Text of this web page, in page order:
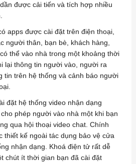
được cải tiến và tích hợp nhiều
apps được cài đặt trên điện thoại,
người thân, bạn bè, khách hàng,
thể vào nhà trong một khoảng thời
lại thông tin người vào, người ra
tin trên hệ thống và cảnh báo người
đặt hệ thống video nhận dạng
phép người vào nhà một khi bạn
qua hội thoại video chat. Chính
thiết kế ngoài tác dụng bảo vệ cửa
nhận dạng. Khoá điện tử rất dễ
chút ít thời gian bạn đã cài đặt